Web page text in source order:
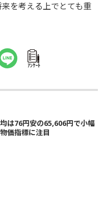
を考える上でとても重
ｱﾝｹｰﾄ
均は76円安の65,606円で小幅
価指標に注目